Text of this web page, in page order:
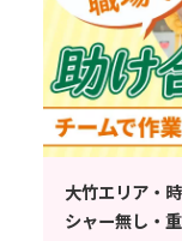
大竹エリア・
シャー無し・